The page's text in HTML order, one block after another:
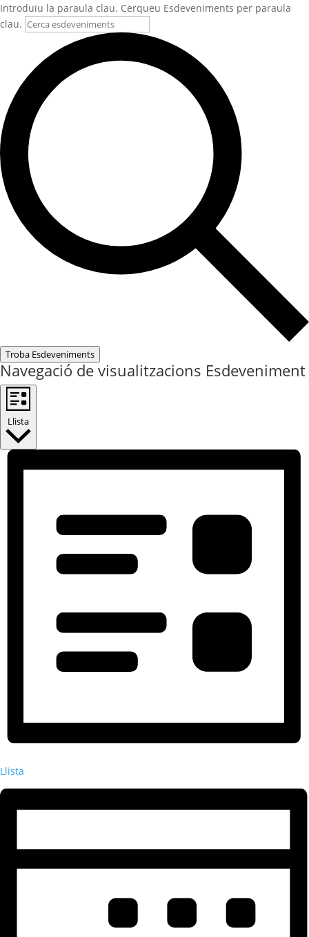
Introduïu la paraula clau. Cerqueu Esdeveniments per paraula
clau.
Troba Esdeveniments
Navegació de visualitzacions Esdeveniment
Llista
Llista